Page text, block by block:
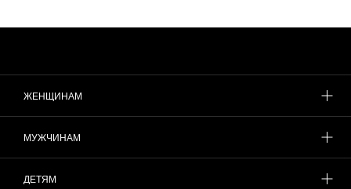
ЖЕНЩИНАМ
МУЖЧИНАМ
ДЕТЯМ